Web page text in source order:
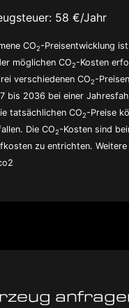
58 €/Jahr
CO2-Preisentwicklung
möglichen CO2-Kosten
verschiedenen CO2-
bis 2036 bei einer
tatsächlichen CO2-Preise
Die CO2-Kosten sind
zu entrichten. Weitere